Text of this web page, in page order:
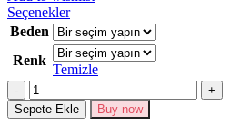
SeçeneklerBu
ürünün
birden
fazla
varyasyonu
Seçenekler
Beden
Renk
Temizle
Miktar
Sepete Ekle Buy now